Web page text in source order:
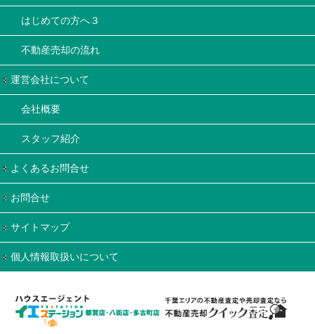
はじめての方へ３
不動産売却の流れ
運営会社について
会社概要
スタッフ紹介
よくあるお問合せ
お問合せ
サイトマップ
個人情報取扱いについて